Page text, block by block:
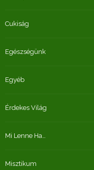
Cukiság
Egészségünk
Egyéb
Érdekes Világ
Mi Lenne Ha…
Misztikum